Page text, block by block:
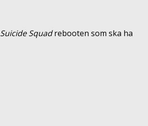
Suicide Squadrebooten som ska ha